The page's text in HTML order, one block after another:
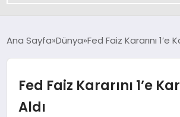
SPOR
MAGAZIN
Ana Sayfa Dünya Fed Faiz Kararını 1’e
Fed Faiz Kararını 1’e
Aldı